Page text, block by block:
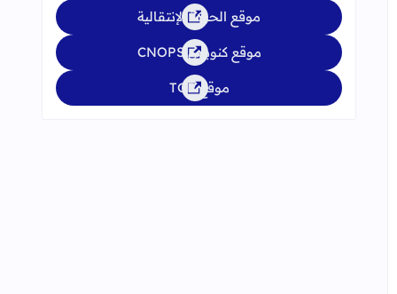
موقع الحركة الإنتقالية
موقع كنوبس CNOPS
موقع TGR